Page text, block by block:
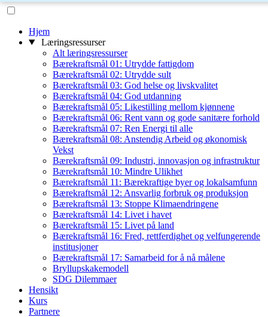
Hjem
Læringsressurser
Alt læringsressurser
Bærekraftsmål 01: Utrydde fattigdom
Bærekraftsmål 02: Utrydde sult
Bærekraftsmål 03: God helse og livskvalitet
Bærekraftsmål 04: God utdanning
Bærekraftsmål 05: Likestilling mellom kjønnene
Bærekraftsmål 06: Rent vann og gode sanitære forhold
Bærekraftsmål 07: Ren Energi til alle
Bærekraftsmål 08: Anstendig Arbeid og økonomisk
Vekst
Bærekraftsmål 09: Industri, innovasjon og infrastruktur
Bærekraftsmål 10: Mindre Ulikhet
Bærekraftsmål 11: Bærekraftige byer og lokalsamfunn
Bærekraftsmål 12: Ansvarlig forbruk og produksjon
Bærekraftsmål 13: Stoppe Klimaendringene
Bærekraftsmål 14: Livet i havet
Bærekraftsmål 15: Livet på land
Bærekraftsmål 16: Fred, rettferdighet og velfungerende
institusjoner
Bærekraftsmål 17: Samarbeid for å nå målene
Bryllupskakemodell
SDG Dilemmaer
Hensikt
Kurs
Partnere